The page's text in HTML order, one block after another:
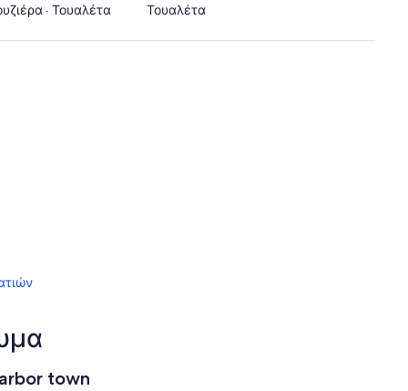
· Τουαλέτα Τουαλέτα
town